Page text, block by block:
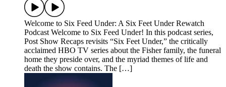
Welcome to Six Feed Under: A Six Feet Under Rewatch
Podcast Welcome to Six Feed Under! In this podcast series,
Post Show Recaps revisits “Six Feet Under,” the critically
acclaimed HBO TV series about the Fisher family, the funeral
home they preside over, and the myriad themes of life and
death the show contains. The […]